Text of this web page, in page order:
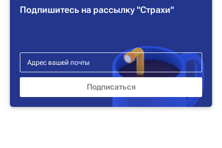
Подпишитесь на рассылку "Страхи"